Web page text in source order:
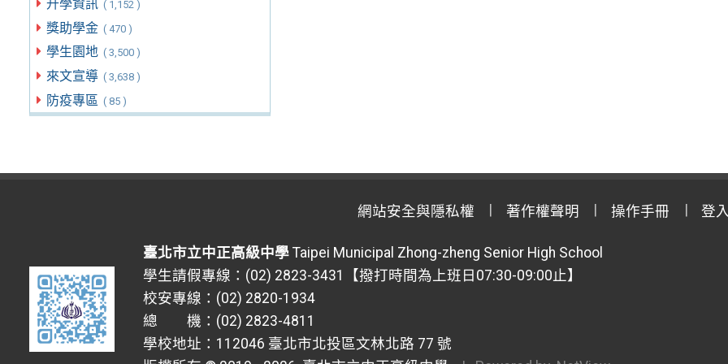
升學資訊 ( 1,152 )
獎助學金 ( 470 )
學生園地 ( 3,500 )
來文宣導 ( 3,638 )
防疫專區 ( 85 )
網站安全與隱私權 著作權聲明 操作手冊 登
臺北市立中正高級中學 Taipei Municipal Zhong-zheng Senior High School
學生請假專線：(02) 2823-3431【撥打時間為上班日07:30-09:00止】
校安專線：(02) 2820-1934
總 機：(02) 2823-4811
學校地址：112046 臺北市北投區文林北路 77 號